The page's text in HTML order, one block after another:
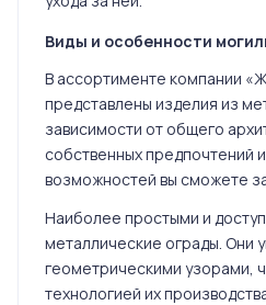
Виды и особенности
В ассортименте компании
представлены изделия из
зависимости от общего
собственных предпочтений
возможностей вы сможете
Наиболее простыми и
металлические ограды. Они
геометрическими узорами,
технологией их